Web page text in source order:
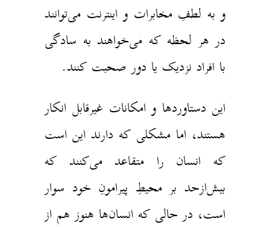
و به لطفِ مخابرات و اینترنت می‌توانند
در هر لحظه که می‌خواهند به سادگی
با افراد نزدیک یا دور صحبت کنند.
این دستاوردها و امکانات غیرقابل انکار
هستند، اما مشکلی که دارند این است
که انسان را متقاعد می‌کنند که
بیش‌از‌حد بر محیطِ پیرامونِ خود سوار
است، در حالی که انسان‌ها هنوز هم از